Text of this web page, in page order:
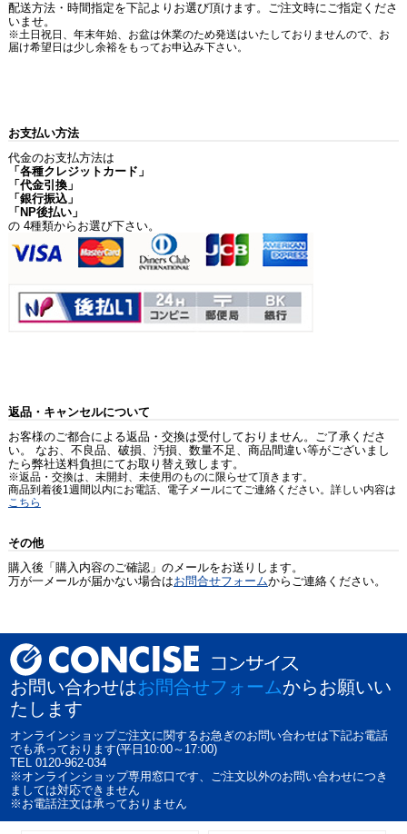
配送方法・時間指定を下記よりお選び頂けます。ご注文時にご指定くださ
いませ。
※土日祝日、年末年始、お盆は休業のため発送はいたしておりませんので、お
届け希望日は少し余裕をもってお申込み下さい。
お支払い方法
代金のお支払方法は
「各種クレジットカード」
「代金引換」
「銀行振込」
「NP後払い」
の 4種類からお選び下さい。
返品・キャンセルについて
お客様のご都合による返品・交換は受付しておりません。ご了承くださ
い。 なお、不良品、破損、汚損、数量不足、商品間違い等がございまし
たら弊社送料負担にてお取り替え致します。
※返品・交換は、未開封、未使用のものに限らせて頂きます。
商品到着後1週間以内にお電話、電子メールにてご連絡ください。詳しい内容は
こちら
その他
購入後「購入内容のご確認」のメールをお送りします。
万が一メールが届かない場合はお問合せフォームからご連絡ください。
お問い合わせはお問合せフォームからお願いい
たします
オンラインショップご注文に関するお急ぎのお問い合わせは下記お電話
でも承っております(平日10:00～17:00)
TEL 0120-962-034
※オンラインショップ専用窓口です、ご注文以外のお問い合わせにつき
ましては対応できません
※お電話注文は承っておりません